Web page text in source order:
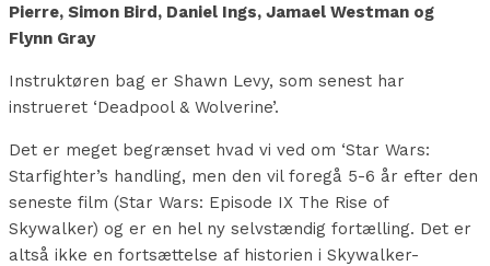
Pierre, Simon Bird, Daniel Ings, Jamael Westman og
Flynn Gray
Instruktøren bag er Shawn Levy, som senest har
instrueret ‘Deadpool & Wolverine’.
Det er meget begrænset hvad vi ved om ‘Star Wars:
Starfighter’s handling, men den vil foregå 5-6 år efter den
seneste film (Star Wars: Episode IX The Rise of
Skywalker) og er en hel ny selvstændig fortælling. Det er
altså ikke en fortsættelse af historien i Skywalker-